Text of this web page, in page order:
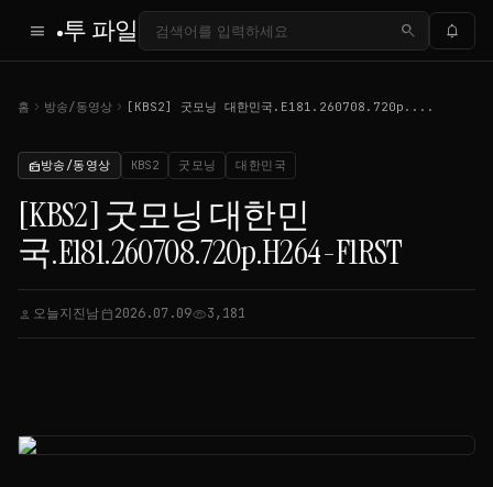
menu 투 파일 search notifications
홈 chevron_right 방송/동영상 chevron_right [KBS2] 굿모닝 대한민국.E181.260708.720p....
radio방송/동영상 KBS2 굿모닝 대한민국
[KBS2] 굿모닝 대한민
국.E181.260708.720p.H264-F1RST
person 오늘지진남calendar_today2026.07.09visibility3,181